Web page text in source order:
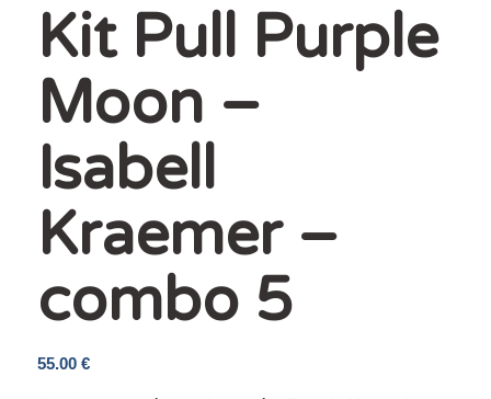
Kit Pull Purple
Moon –
Isabell
Kraemer –
combo 5
55.00 €